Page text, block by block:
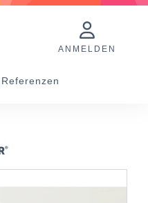
ANMELDEN
Referenzen